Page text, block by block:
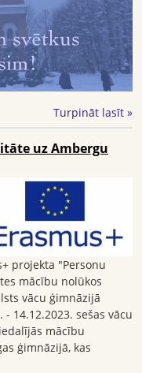
Turpināt lasīt »
uz Ambergu
projekta "Personu
mācību nolūkos
vācu ģimnāzijā
14.12.2023. sešas vācu
mācību
ģimnāzijā, kas